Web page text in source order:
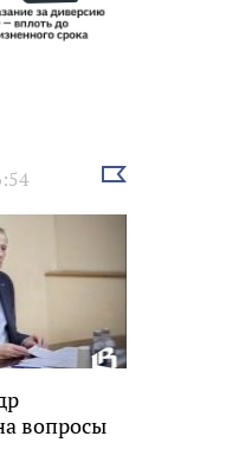
Выбрать
вопросы